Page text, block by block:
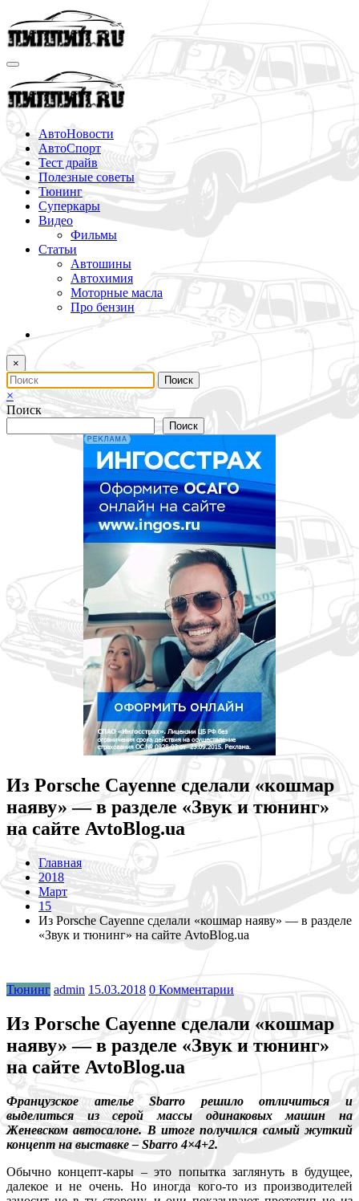
Перейти
к
содержимому
АвтоНовости
АвтоСпорт
Тест драйв
Полезные советы
Тюнинг
Суперкары
Видео
Фильмы
Статьи
Автошины
Автохимия
Моторные масла
Про бензин
×
×
Поиск
Поиск
Из Porsche Cayenne сделали «кошмар
наяву» — в разделе «Звук и тюнинг»
на сайте AvtoBlog.ua
Главная
2018
Март
15
Из Porsche Cayenne сделали «кошмар наяву» — в разделе
«Звук и тюнинг» на сайте AvtoBlog.ua
Тюнинг admin 15.03.2018 0 Комментарии
Из Porsche Cayenne сделали «кошмар
наяву» — в разделе «Звук и тюнинг»
на сайте AvtoBlog.ua
Французское ателье Sbarro решило отличиться и
выделиться из серой массы одинаковых машин на
Женевском автосалоне. В итоге получился самый жуткий
концепт на выставке – Sbarro 4×4+2.
Обычно концепт-кары – это попытка заглянуть в будущее,
далекое и не очень. Но иногда кого-то из производителей